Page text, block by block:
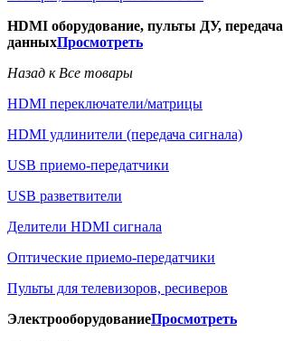
HDMI оборудование, пульты ДУ, передача
данныхПросмотреть
Назад к Все товары
HDMI переключатели/матрицы
HDMI удлинители (передача сигнала)
USB приемо-передатчики
USB разветвители
Делители HDMI сигнала
Оптические приемо-передатчики
Пульты для телевизоров, ресиверов
ЭлектрооборудованиеПросмотреть